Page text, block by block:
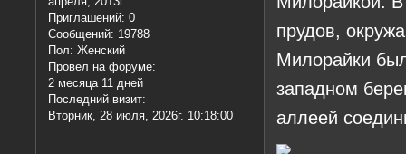
Приглашений: 0
Сообщений: 19788
Пол: Женский
Провел на форуме:
2 месяца 11 дней
Последний визит:
Вторник, 28 июля, 2026г. 10:18:00
прудов,
Милорайки
западном
аллеей